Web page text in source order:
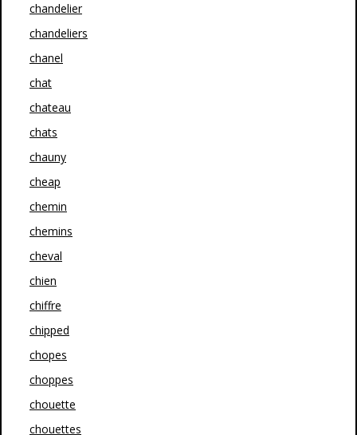
chandelier
chandeliers
chanel
chat
chateau
chats
chauny
cheap
chemin
chemins
cheval
chien
chiffre
chipped
chopes
choppes
chouette
chouettes